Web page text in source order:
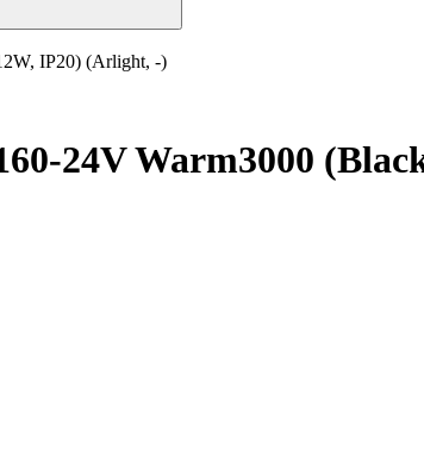
IP20) (Arlight, -)
24V Warm3000